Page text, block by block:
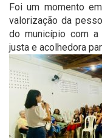
Foi um momento
valorização da
do município com a
justa e acolhedora